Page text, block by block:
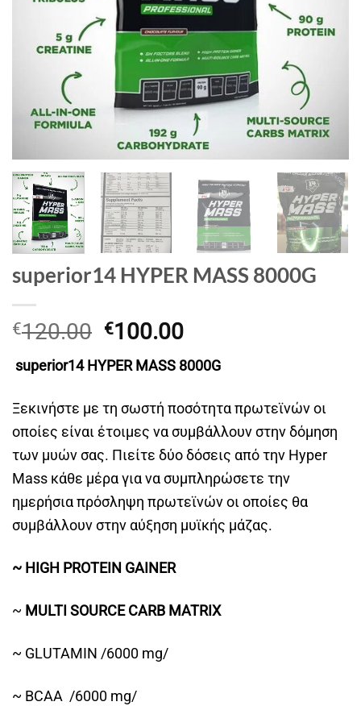
superior14 HYPER MASS 8000G
€120.00 Original
price
was:
€120.00.
€100.00Η
τρέχουσα
τιμή
είναι:
€100.00.
superior14 HYPER MASS 8000G
Ξεκινήστε με τη σωστή ποσότητα πρωτεϊνών οι
οποίες είναι έτοιμες να συμβάλλουν στην δόμηση
των μυών σας. Πιείτε δύο δόσεις από την Hyper
Mass κάθε μέρα για να συμπληρώσετε την
ημερήσια πρόσληψη πρωτεϊνών οι οποίες θα
συμβάλλουν στην αύξηση μυϊκής μάζας.
~ HIGH PROTEIN GAINER
~ MULTI SOURCE CARB MATRIX
~ GLUTAMIN /6000 mg/
~ BCAA /6000 mg/